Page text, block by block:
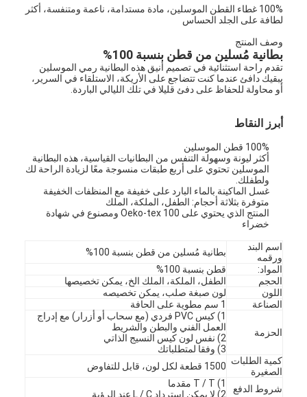
100% غطاء القطن الموسلين، مادة مستدامة، ناعمة ومتنفسة، أكثر
لطافة على الجلد الحساس
وصف المنتج
بطانية مُسلين من قطن بنسبة 100%
تقدم راحة استثنائية في تصميم أنيق هذه البطانية رمي الموسلين
يبقيك دافئ عندما كنت تتضاجع على الأريكة، الاستلقاء في السرير،
أو محاولة للحفاظ على دفئ قليلا في تلك الليالي الباردة.
أبرز النقاط
100% قطن الموسلين
أكثر ليونة وسهولة التنفس من البطانيات القياسية، هذه البطانية
الموسلين تحتوي على أربع طبقات منسوجة معًا لزيادة الراحة لك
ولطفلك.
غسل الماكينة بالماء البارد على خفيفة مع المنظفات الخفيفة
متوفرة بثلاثة أحجام: الطفل، الملكة، الملك
المنتج الذي يحتوي على Oeko-tex 100 ومصنوع في شهادة
خضراء
اسم البند
ورقمه
بطانية مُسلين من قطن بنسبة 100%
المواد:
قطن بنسبة 100%
الحجم
الطفل، الملكة، الملك الخ، يمكن تخصيصها
اللون
لون صبغة صلب، يمكن تخصيصه
الصناعة
1 سم مطوية على الحافة
الحزمة
1) كيس PVC فردي (مع سحاب أو أزرار) مع إدراج
العمل الفني والبطن والشريط
2) نفس لون كيس النسيج الذاتي
3) وفقا لمتطلباتك
كمية الطلبات
الصغيرة
1500 قطعة لكل لون، قابل للتفاوض
شروط الدفع
1) T / T مقدما
2) لا يمكن استرداد L / C عند الرؤية